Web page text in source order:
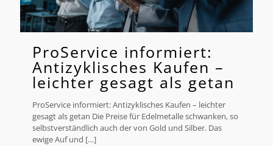
ProService informiert:
Antizyklisches Kaufen –
leichter gesagt als getan
ProService informiert: Antizyklisches Kaufen – leichter
gesagt als getan Die Preise für Edelmetalle schwanken, so
selbstverständlich auch der von Gold und Silber. Das
ewige Auf und […]